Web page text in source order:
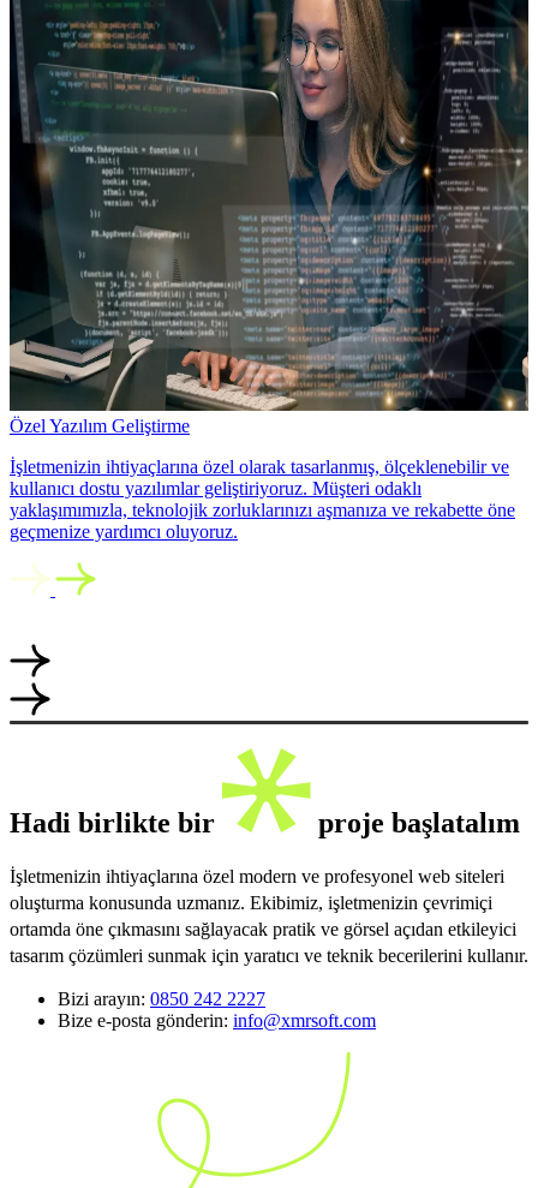
Özel Yazılım Geliştirme
İşletmenizin ihtiyaçlarına özel olarak tasarlanmış, ölçeklenebilir ve
kullanıcı dostu yazılımlar geliştiriyoruz. Müşteri odaklı
yaklaşımımızla, teknolojik zorluklarınızı aşmanıza ve rekabette öne
geçmenize yardımcı oluyoruz.
Hadi birlikte bir proje başlatalım
İşletmenizin ihtiyaçlarına özel modern ve profesyonel web siteleri
oluşturma konusunda uzmanız. Ekibimiz, işletmenizin çevrimiçi
ortamda öne çıkmasını sağlayacak pratik ve görsel açıdan etkileyici
tasarım çözümleri sunmak için yaratıcı ve teknik becerilerini kullanır.
Bizi arayın: 0850 242 2227
Bize e-posta gönderin: info@xmrsoft.com